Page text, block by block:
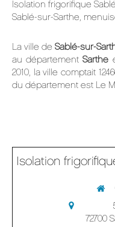
Isolation frigorifique
Sablé-sur-Sarthe,
La ville de Sablé-sur-
au départementSarthe
2010, la ville comptait
du département est Le
Isolation
72700